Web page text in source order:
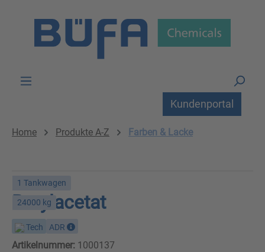
Kundenportal
Home Produkte A-Z Farben & Lacke
1 Tankwagen
24000 kg
Butylacetat
Tech ADR
Artikelnummer: 1000137